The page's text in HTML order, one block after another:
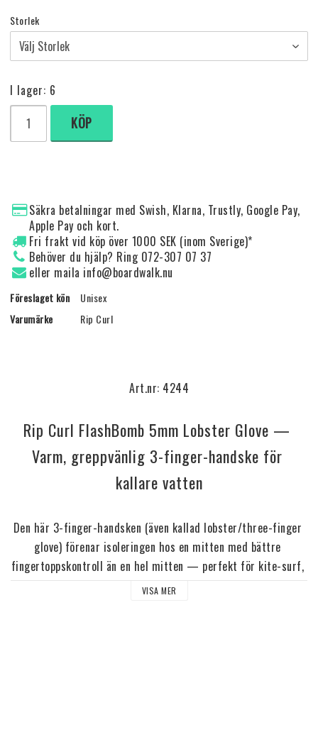
Storlek
I lager: 6
KÖP
Säkra betalningar med Swish, Klarna, Trustly, Google Pay,
Apple Pay och kort.
Fri frakt vid köp över 1000 SEK (inom Sverige)*
Behöver du hjälp? Ring 072-307 07 37
eller maila info@boardwalk.nu
Föreslaget kön
Unisex
Varumärke
Rip Curl
Art.nr: 4244
Rip Curl FlashBomb 5mm Lobster Glove —
Varm, greppvänlig 3-finger-handske för
kallare vatten
Den här 3-finger-handsken (även kallad lobster/three-finger
glove) förenar isoleringen hos en mitten med bättre
fingertoppskontroll än en hel mitten — perfekt för kite-surf,
SUP och paddling där både värme och grepp är viktiga. Rip
VISA MER